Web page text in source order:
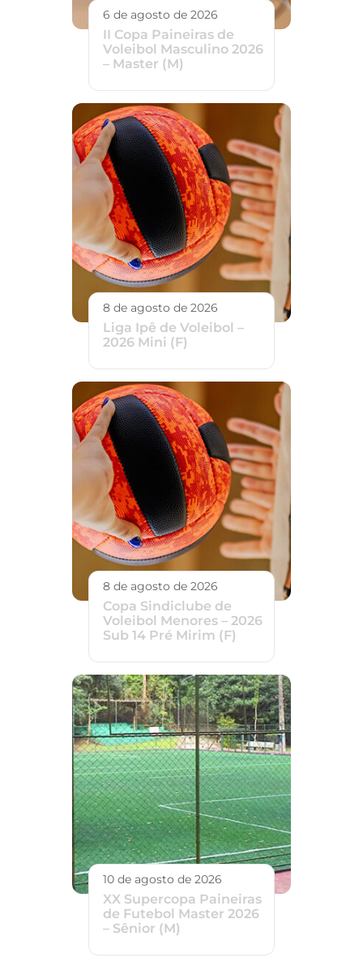
6 de agosto de 2026
II Copa Paineiras de
Voleibol Masculino 2026
– Master (M)
8 de agosto de 2026
Liga Ipê de Voleibol –
2026 Mini (F)
8 de agosto de 2026
Copa Sindiclube de
Voleibol Menores – 2026
Sub 14 Pré Mirim (F)
10 de agosto de 2026
XX Supercopa Paineiras
de Futebol Master 2026
– Sênior (M)